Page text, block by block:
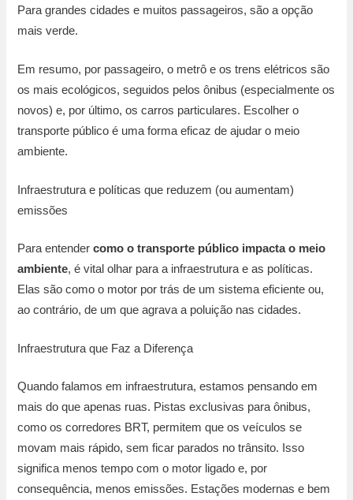
Para grandes cidades e muitos passageiros, são a opção
mais verde.
Em resumo, por passageiro, o metrô e os trens elétricos são
os mais ecológicos, seguidos pelos ônibus (especialmente os
novos) e, por último, os carros particulares. Escolher o
transporte público é uma forma eficaz de ajudar o meio
ambiente.
Infraestrutura e políticas que reduzem (ou aumentam)
emissões
Para entendercomo o transporte público impacta o meio
ambiente, é vital olhar para a infraestrutura e as políticas.
Elas são como o motor por trás de um sistema eficiente ou,
ao contrário, de um que agrava a poluição nas cidades.
Infraestrutura que Faz a Diferença
Quando falamos em infraestrutura, estamos pensando em
mais do que apenas ruas. Pistas exclusivas para ônibus,
como os corredores BRT, permitem que os veículos se
movam mais rápido, sem ficar parados no trânsito. Isso
significa menos tempo com o motor ligado e, por
consequência, menos emissões. Estações modernas e bem